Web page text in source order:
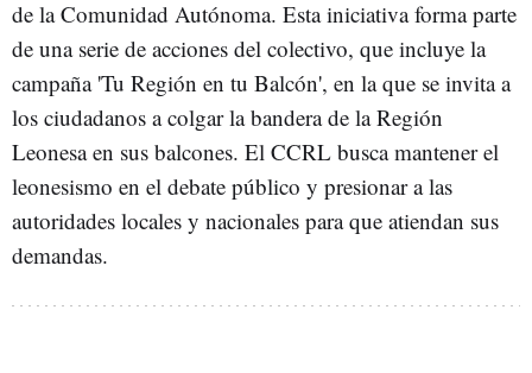
de la Comunidad Autónoma. Esta iniciativa forma parte
de una serie de acciones del colectivo, que incluye la
campaña 'Tu Región en tu Balcón', en la que se invita a
los ciudadanos a colgar la bandera de la Región
Leonesa en sus balcones. El CCRL busca mantener el
leonesismo en el debate público y presionar a las
autoridades locales y nacionales para que atiendan sus
demandas.